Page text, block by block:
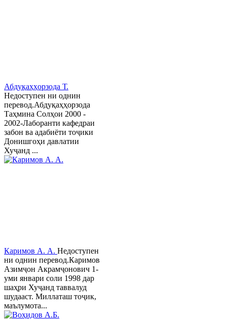
Абдуқаҳҳорзода Т.
Недоступен ни однин
перевод.Абдуқаҳҳорзода
Таҳмина Солҳои 2000 -
2002-Лаборанти кафедраи
забон ва адабиёти тоҷики
Донишгоҳи давлатии
Хуҷанд ...
Каримов А. А. Недоступен
ни однин перевод.Каримов
Азимҷон Акрамҷонович 1-
уми январи соли 1998 дар
шаҳри Хуҷанд таввалуд
шудааст. Миллаташ тоҷик,
маълумота...